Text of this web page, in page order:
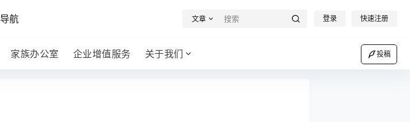
导航 文章 登录 快速注册
家族办公室 企业增值服务 关于我们 投稿